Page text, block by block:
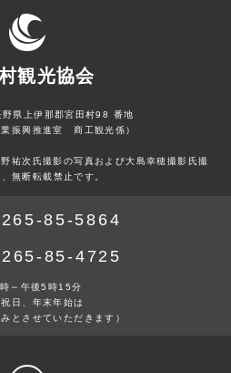
観光協会
県上伊那郡宮田村98 番地
振興推進室 商工観光係）
祐次氏撮影の写真および大島幸穂撮影氏撮
無断転載禁止です。
85-5864
85-4725
～午後5時15分
祝日、年末年始は
とさせていただきます）